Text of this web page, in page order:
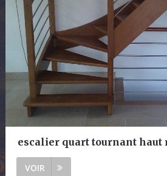
escalier quart tournant haut
VOIR